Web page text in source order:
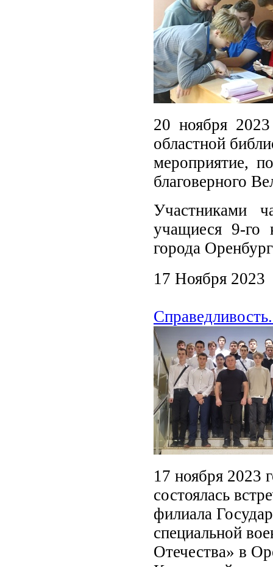
20 ноября
областной
мероприятие,
благоверного
Участниками
учащиеся 9-го
города
17 Ноября 2023
17 ноября 2023
состоялась
филиала
специальной
Отечества» в